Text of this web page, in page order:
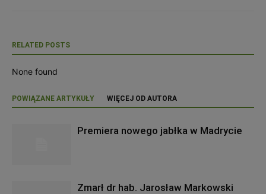
RELATED POSTS
None found
POWIĄZANE ARTYKUŁY WIĘCEJ OD AUTORA
Premiera nowego jabłka w Madrycie
Zmarł dr hab. Jarosław Markowski